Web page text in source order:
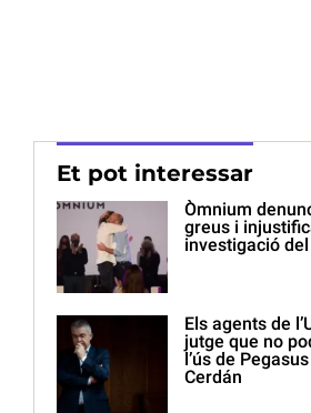
Et pot interessar
Òmnium
greus i
investigació
Els agents de
jutge que no
l’ús de
Cerdán